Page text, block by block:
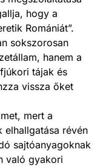
hogy a
Romániát”.
sokszorosan
hanem a
tájak és
vissza őket
mert a
elhallgatása révén
sajtóanyagoknak
való gyakori